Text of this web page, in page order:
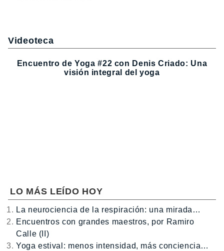
Videoteca
Encuentro de Yoga #22 con Denis Criado: Una
visión integral del yoga
LO MÁS LEÍDO HOY
La neurociencia de la respiración: una mirada…
Encuentros con grandes maestros, por Ramiro
Calle (II)
Yoga estival: menos intensidad, más conciencia…